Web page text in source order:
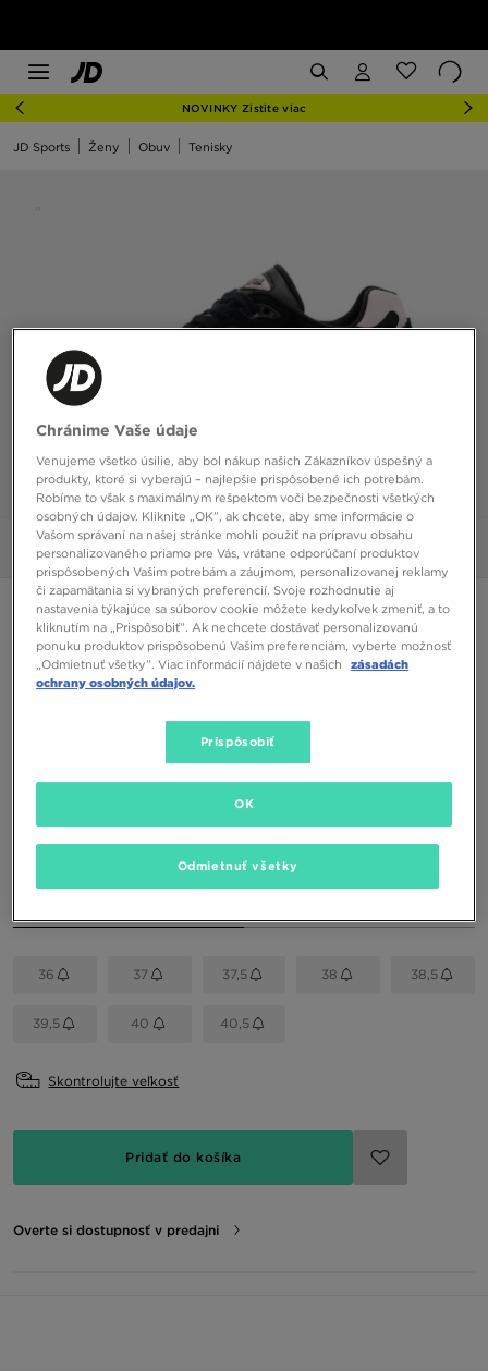
NOVINKY Zistite viac
JD Sports Ženy Obuv Tenisky
Obrázky 360°
ONLY AT JD
NEW BALANCE 9060
36 37 37,5 38 38,5
39,5 40 40,5
Skontrolujte veľkosť
Pridať do košíka
Overte si dostupnosť v predajni
Chránime Vaše údaje
Venujeme všetko úsilie, aby bol nákup našich Zákazníkov úspešný a
produkty, ktoré si vyberajú – najlepšie prispôsobené ich potrebám.
Robíme to však s maximálnym rešpektom voči bezpečnosti všetkých
osobných údajov. Kliknite „OK”, ak chcete, aby sme informácie o
Vašom správaní na našej stránke mohli použiť na prípravu obsahu
personalizovaného priamo pre Vás, vrátane odporúčaní produktov
prispôsobených Vašim potrebám a záujmom, personalizovanej reklamy
či zapamätania si vybraných preferencií. Svoje rozhodnutie aj
nastavenia týkajúce sa súborov cookie môžete kedykoľvek zmeniť, a to
kliknutím na „Prispôsobiť”. Ak nechcete dostávať personalizovanú
ponuku produktov prispôsobenú Vašim preferenciám, vyberte možnosť
„Odmietnuť všetky”. Viac informácií nájdete v našich
zásadách
ochrany osobných údajov.
Prispôsobiť
Odmietnuť všetky
OK